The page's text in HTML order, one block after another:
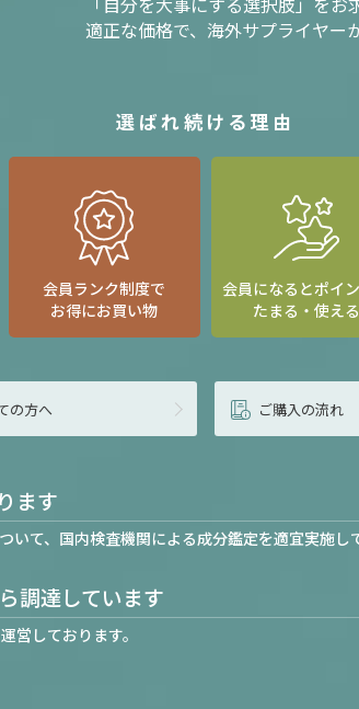
適正な価格で、海外サプライヤー
選ばれ続ける理由
会員ランク制度で
お得にお買い物
会員になるとポイ
たまる・使える
の方へ ご購入の流れ
ます
て、国内検査機関による成分鑑定を適宜実施し
調達しています
営しております。